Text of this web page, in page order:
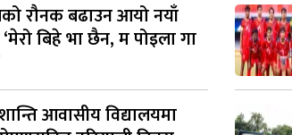
रौनक बढाउन आयो नयाँ
बिहे भा छैन, म पोइला गा
आवासीय विद्यालयमा